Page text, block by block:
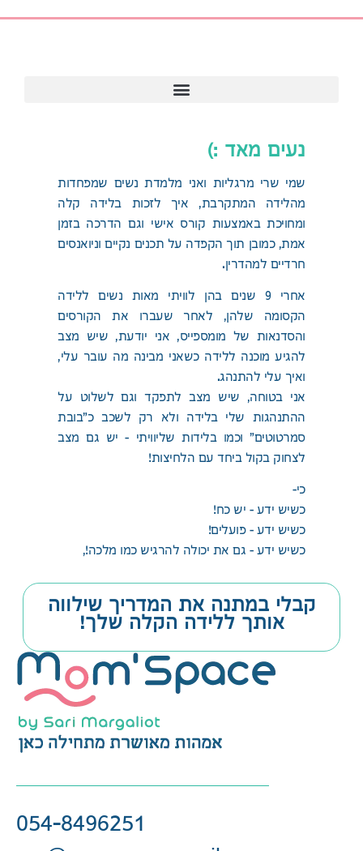
נעים מאד :)
שמי שרי מרגליות ואני מלמדת נשים שמפחדות
מהלידה המתקרבת, איך לזכות בלידה קלה
ומחויכת באמצעות קורס אישי וגם הדרכה בזמן
אמת, כמובן תוך הקפדה על תכנים נקיים וניואנסים
חרדיים למהדרין.
אחרי 9 שנים בהן לוויתי מאות נשים ללידה
הקסומה שלהן, לאחר שעברו את הקורסים
והסדנאות של מומספייס, אני יודעת, שיש מצב
להגיע מוכנה ללידה כשאני מבינה מה עובר עלי,
ואיך עלי להתנהג.
אני בטוחה, שיש מצב לתפקד וגם לשלוט על
ההתנהגות שלי בלידה ולא רק לשכב כ"בובת
סמרטוטים" וכמו בלידות שליוויתי – יש גם מצב
לצחוק בקול ביחד עם הלחיצות!
כי-
כשיש ידע – יש כח!
כשיש ידע – פועלים!
כשיש ידע – גם את יכולה להרגיש כמו מלכה!,
קבלי במתנה את המדריך שילווה
אותך ללידה הקלה שלך!
054-8496251